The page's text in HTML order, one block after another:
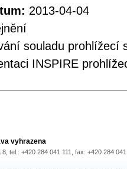
2013-04-04
souladu prohlížecí
INSPIRE
vyhrazena
tel.: +420 284 041 111, fax: +420 284